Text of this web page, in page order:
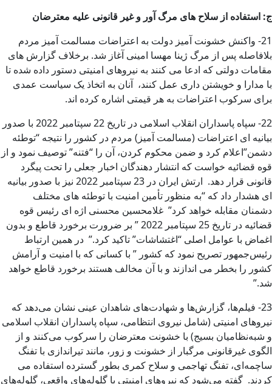
ج: استفاده از سلاح های مرگ آور و غیر قانونی علیه معترضان
21- واکنش خشونت آمیز دولت به اعتراضات مسالمت آمیز مردم
بلافاصله پس از مرگ ژینا مهسا امینی آغاز شد. برخلاف گزارش های
مقامات دولتی که ادعا می کنند به نیروهای امنیتی دستور داده شده تا
با مدارا و خویشتن داری عمل کنند، آنان به اتخاذ یک سیاست عمدی
برای سرکوب اعتراضات به هر قیمتی اشاره کرده اند.
22- سپاه پاسداران انقلاب اسلامی در تاریخ 22 سپتامبر 2022 با صدور
بیانیه ای اعتراضات (مسالمت آمیز) مردم در کشور را نتیجه “توطئه
دشمن”اعلام کرد و ضمن محکوم کردن، آن را “فتنه” توصیف نمود و از
قوه قضائیه خواست که انتشار دهندگان اخبار جعلی را تحت پیگرد
قانونی قرار دهد. ارتش ایران در 23 سپتامبر 2022 نیز با صدور بیانیه
ای هشدار داد که “به منظور تأمین امنیت با توطئه های مختلف
دشمنان مقابله خواهد کرد” غلامحسین محسنی اژه ای رئیس قوه
قضائیه در تاریخ 25 سپتامبر 2022 ” بر ضرورت برخورد قاطع و بدون
اغماض با عوامل اصلی “اغتشاشات” تاکید کرد.” در همین ارتباط
رئیس‌جمهور تصریح نمود که کشور ” با کسانی که با امنیت و آرامش
کشور را بخطر می اندازند و با آن مخالف هستند برخورد قاطع خواهد
شد.”
23- فیلم‌ها، گزارش‌ها و شهادت‌های شاهدان عینی نشان می‌دهد که
نیروهای امنیتی (شامل نیروی انتظامی، سپاه پاسداران انقلاب اسلامی
و شبه‌نظامیان بسیج) با خشونت معترضان را سرکوب می‌کنند و از
الگوی غیرقانونی مرگبار از خشونت و زور، مانند تیراندازی با تفنگ
ساچمه‌ای، تفنگ تهاجمی و سلاح کمری بطور گسترده استفاده می
کردند. گفته می‌شود که نیروهای امنیتی با گلوله‌های واقعی، گلوله‌های